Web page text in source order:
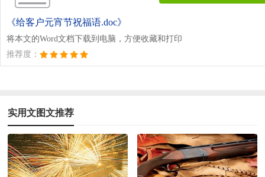
《给客户元宵节祝福语.doc》
将本文的Word文档下载到电脑，方便收藏和打印
推荐度：
实用文图文推荐